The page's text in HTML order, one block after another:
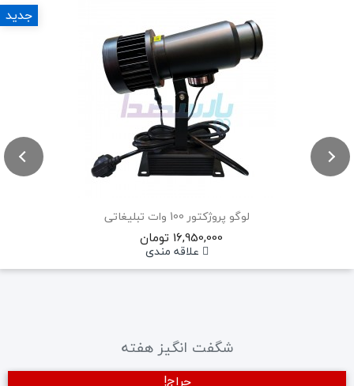
لوگو پروژکتور 100 وات تبلیغاتی
16,950,000 تومان
علاقه مندی
جدید
شگفت انگیز هفته
حراج!